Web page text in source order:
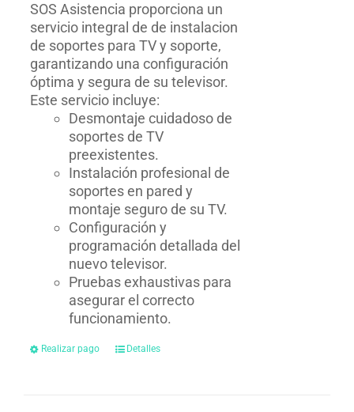
SOS Asistencia proporciona un
servicio integral de de instalacion
de soportes para TV y soporte,
garantizando una configuración
óptima y segura de su televisor.
Este servicio incluye:
Desmontaje cuidadoso de
soportes de TV
preexistentes.
Instalación profesional de
soportes en pared y
montaje seguro de su TV.
Configuración y
programación detallada del
nuevo televisor.
Pruebas exhaustivas para
asegurar el correcto
funcionamiento.
Realizar pago Detalles